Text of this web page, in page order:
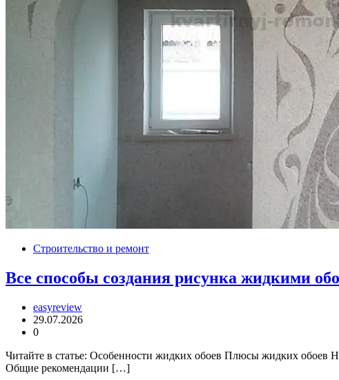
Строительство и ремонт
Все способы создания рисунка жидкими
easyreview
29.07.2026
0
Читайте в статье: Особенности жидких обоев Плюсы жидких обоев
Общие рекомендации […]